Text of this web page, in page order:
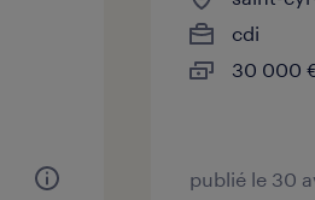
cdi
30 000
publié le 30